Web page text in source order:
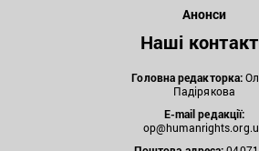
Анонси
Наші
Головна редакторка:
Падірякова
E-mail редакції: